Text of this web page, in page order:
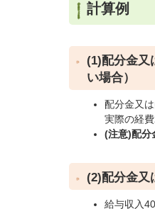
計算例
(1)配分金又
い場合）
配分金又
実際の経
(注意)配分
(2)配分金又
給与収入